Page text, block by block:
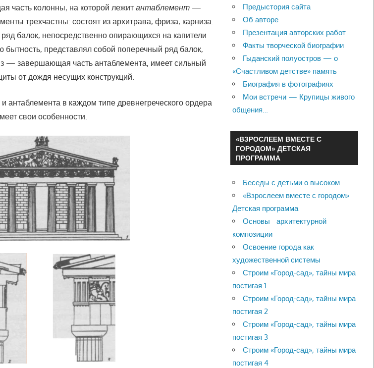
часть колонны, на которой лежитан­таблемент—
трехчастны: состоят из архитрава, фриза, карниза.
балок, непос­редственно опирающихся на капители
представлял собой поперечный ряд балок,
— завершающая часть антаблемента, имеет сильный
от дождя несущих конструкций.
антаблемента в каждом типе древ­негреческого ордера
свои особенности.
Предыстория сайта
Об авторе
Презентация авторских работ
Факты творческой биографии
Гыданский полуостров — о
«Счастливом детстве» память
Биография в фотографиях
Мои встречи — Крупицы живого
общения…
«ВЗРОСЛЕЕМ ВМЕСТЕ С
ГОРОДОМ» ДЕТСКАЯ
ПРОГРАММА
Беседы с детьми о высоком
«Взрослеем вместе с городом»
Детская программа
Основы архитектурной
композиции
Освоение города как
художественной системы
Строим «Город-сад», тайны мира
постигая 1
Строим «Город-сад», тайны мира
постигая 2
Строим «Город-сад», тайны мира
постигая 3
Строим «Город-сад», тайны мира
постигая 4